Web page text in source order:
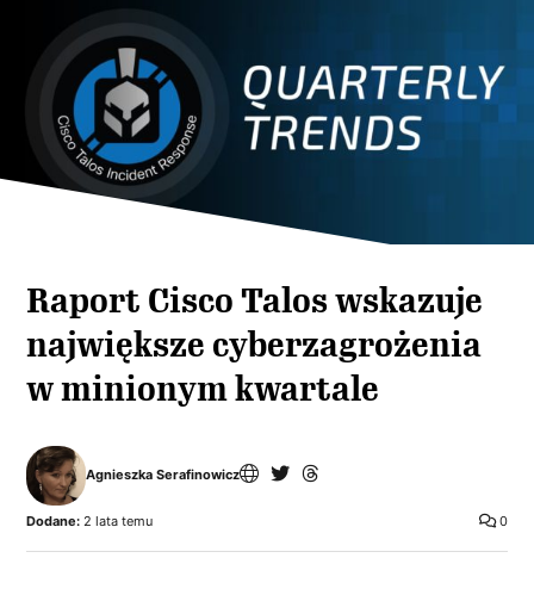
Raport Cisco Talos wskazuje
największe cyberzagrożenia
w minionym kwartale
Agnieszka Serafinowicz
0
Dodane: 2 lata temu